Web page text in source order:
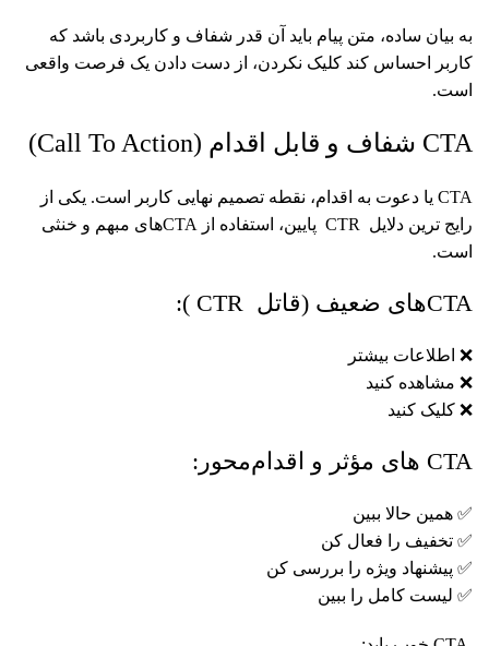
به بیان ساده، متن پیام باید آن‌ قدر شفاف و کاربردی باشد که
کاربر احساس کند کلیک‌ نکردن، از دست دادن یک فرصت واقعی
است.
CTA شفاف و قابل اقدام (Call To Action)
CTA یا دعوت به اقدام، نقطه تصمیم نهایی کاربر است. یکی از
رایج ‌ترین دلایل CTR پایین، استفاده از CTAهای مبهم و خنثی
است.
CTAهای ضعیف (قاتل CTR ):
❌ اطلاعات بیشتر
❌ مشاهده کنید
❌ کلیک کنید
CTA های مؤثر و اقدام‌محور:
✅ همین حالا ببین
✅ تخفیف را فعال کن
✅ پیشنهاد ویژه را بررسی کن
✅ لیست کامل را ببین